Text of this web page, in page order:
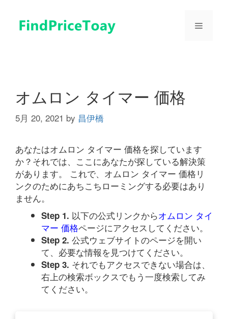
メ
オムロン タイマー 価格
5月 20, 2021 by 昌伊橋
あなたはオムロン タイマー 価格を探しています
か？それでは、ここにあなたが探している解決策
があります。 これで、オムロン タイマー 価格リ
ンクのためにあちこちローミングする必要はあり
ません。
Step 1. 以下の公式リンクからオムロン タイ
マー 価格ページにアクセスしてください。
Step 2. 公式ウェブサイトのページを開い
て、必要な情報を見つけてください。
Step 3. それでもアクセスできない場合は、
右上の検索ボックスでもう一度検索してみ
てください。